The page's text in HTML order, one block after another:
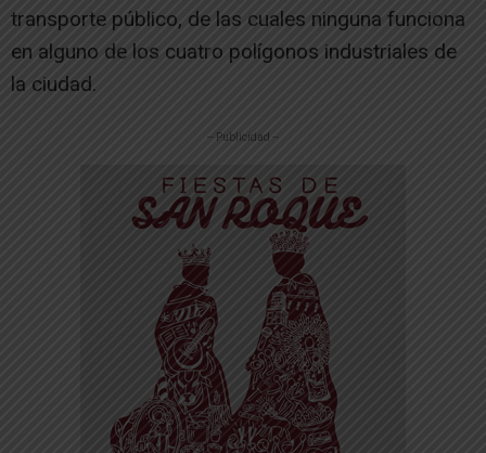
transporte público, de las cuales ninguna funciona
en alguno de los cuatro polígonos industriales de
la ciudad.
-- Publicidad --